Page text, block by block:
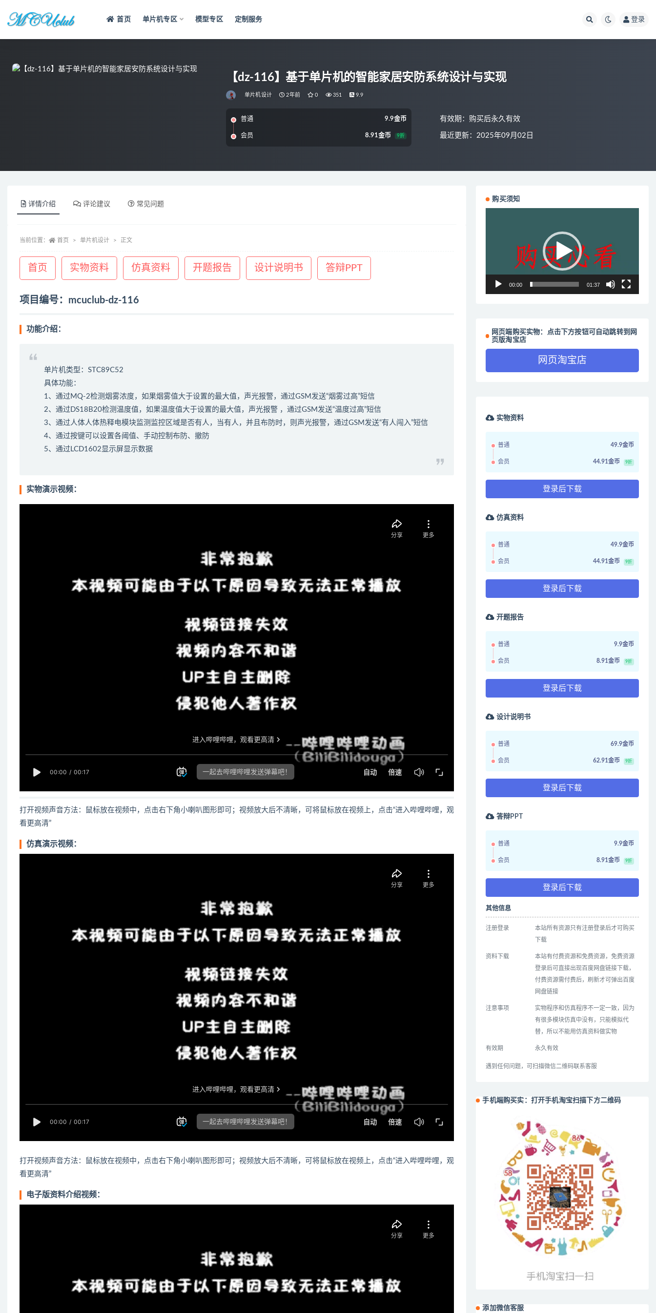
首页 单片机专区 模型专区 定制服务 登录
【dz-116】基于单片机的智能家居安防系统设计与实现
单片机设计 2年前 0 351 9.9
普通 9.9金币
会员 8.91金币 9折
有效期：购买后永久有效
最近更新：2025年09月02日
详情介绍 评论建议 常见问题
当前位置： 首页 单片机设计 正文
首页 实物资料 仿真资料 开题报告 设计说明书 答辩PPT
项目编号：mcuclub-dz-116
功能介绍：
单片机类型：STC89C52
具体功能：
1、通过MQ-2检测烟雾浓度，如果烟雾值大于设置的最大值，声光报警，通过GSM发送“烟雾过高”短信
2、通过DS18B20检测温度值，如果温度值大于设置的最大值，声光报警 ，通过GSM发送“温度过高”短信
3、通过人体人体热释电模块监测监控区域是否有人，当有人，并且布防时，则声光报警，通过GSM发送“有人闯入”短信
4、通过按键可以设置各阈值、手动控制布防、撤防
5、通过LCD1602显示屏显示数据
实物演示视频：
打开视频声音方法：鼠标放在视频中，点击右下角小喇叭图形即可；视频放大后不清晰，可将鼠标放在视频上，点击“进入哔哩哔哩，观
看更高清”
仿真演示视频：
打开视频声音方法：鼠标放在视频中，点击右下角小喇叭图形即可；视频放大后不清晰，可将鼠标放在视频上，点击“进入哔哩哔哩，观
看更高清”
电子版资料介绍视频：
购买须知
00:00 01:37
网页端购买实物：点击下方按钮可自动跳转到网
页版淘宝店
网页淘宝店
实物资料
普通 49.9金币
会员 44.91金币 9折
登录后下载
仿真资料
普通 49.9金币
会员 44.91金币 9折
登录后下载
开题报告
普通 9.9金币
会员 8.91金币 9折
登录后下载
设计说明书
普通 69.9金币
会员 62.91金币 9折
登录后下载
答辩PPT
普通 9.9金币
会员 8.91金币 9折
登录后下载
其他信息
注册登录
本站所有资源只有注册登录后才可购买
下载
资料下载
本站有付费资源和免费资源，免费资源
登录后可直接出现百度网盘链接下载，
付费资源需付费后，刷新才可弹出百度
网盘链接
注意事项
实物程序和仿真程序不一定一致，因为
有很多模块仿真中没有，只能模拟代
替，所以不能用仿真资料做实物
有效期 永久有效
遇到任何问题，可扫描微信二维码联系客服
手机端购买实：打开手机淘宝扫描下方二维码
添加微信客服